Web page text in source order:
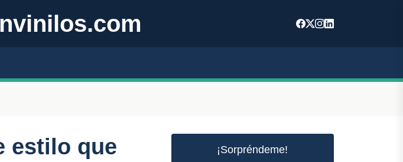
estilo que
¡Sorpréndeme!